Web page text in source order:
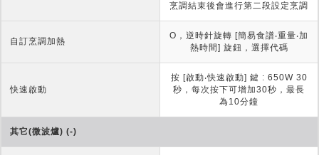
烹調結束後會進行第二段設定烹調
自訂烹調加熱
O，逆時針旋轉 [簡易食譜‧重量‧加
熱時間] 旋鈕，選擇代碼
快速啟動
按 [啟動‧快速啟動] 鍵 : 650W 30
秒，每次按下可增加30秒，最長
為10分鐘
其它(微波爐) (-)